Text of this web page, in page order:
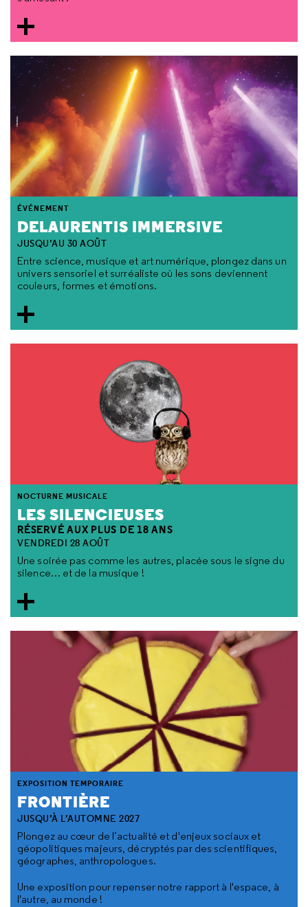
DELAURENTIS IMMERSIVE
ÉVÉNEMENT
JUSQU’AU 30 AOÛT
Entre science, musique et art numérique, plongez dans un
univers sensoriel et surréaliste où les sons deviennent
couleurs, formes et émotions.
LES SILENCIEUSES
RÉSERVÉ AUX PLUS DE 18 ANS
NOCTURNE MUSICALE
VENDREDI 28 AOÛT
Une soirée pas comme les autres, placée sous le signe du
silence… et de la musique !
FRONTIÈRE
EXPOSITION TEMPORAIRE
JUSQU’À L’AUTOMNE 2027
Plongez au cœur de l’actualité et d'enjeux sociaux et
géopolitiques majeurs, décryptés par des scientifiques,
géographes, anthropologues.
Une exposition pour repenser notre rapport à l'espace, à
l'autre, au monde !